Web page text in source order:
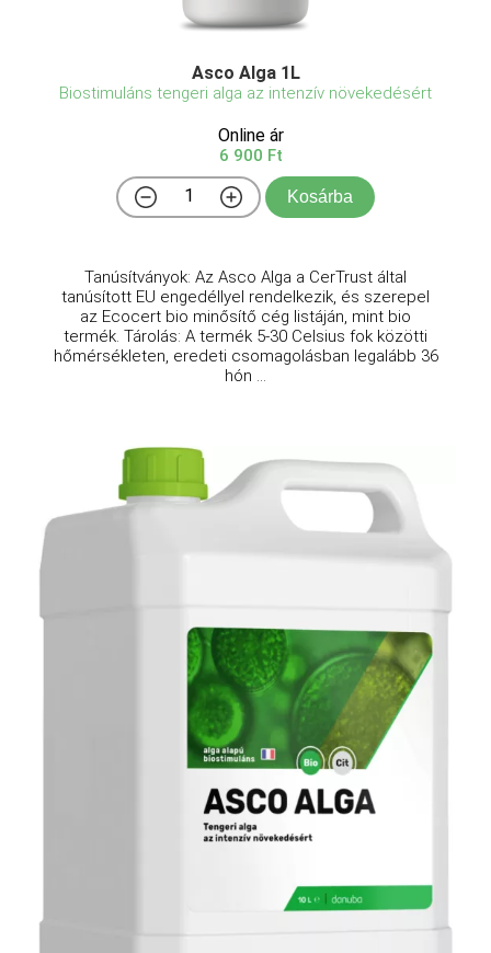
Asco Alga 1L
Biostimuláns tengeri alga az intenzív növekedésért
Online ár
6 900 Ft
Kosárba
Tanúsítványok: Az Asco Alga a CerTrust által
tanúsított EU engedéllyel rendelkezik, és szerepel
az Ecocert bio minősítő cég listáján, mint bio
termék. Tárolás: A termék 5-30 Celsius fok közötti
hőmérsékleten, eredeti csomagolásban legalább 36
hón ...